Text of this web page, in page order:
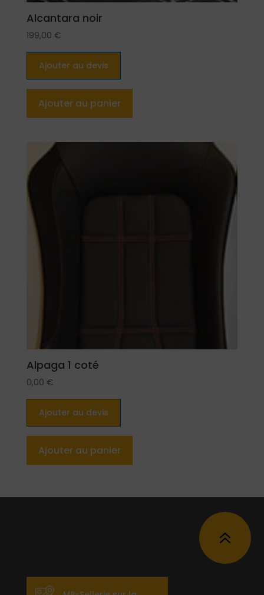
Alcantara noir
199,00 €
Ajouter au devis
Ajouter au panier
Alpaga 1 coté
0,00 €
Ajouter au devis
Ajouter au panier
6